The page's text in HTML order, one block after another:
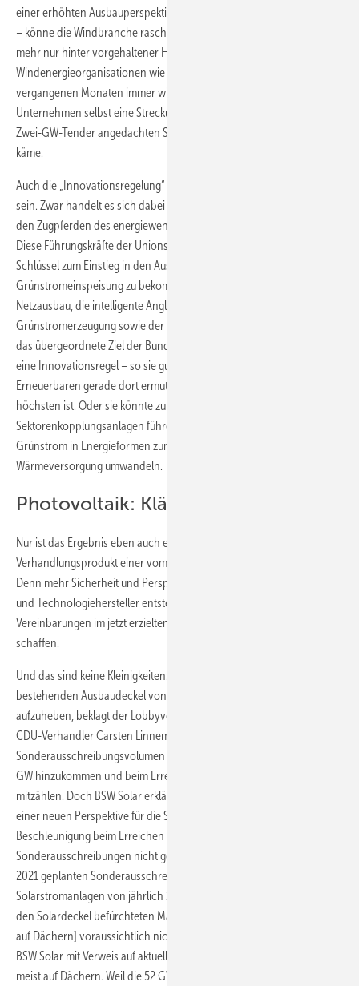
einer erhöhten Ausbauperspektive durch die Sonderausschreibungen
– könne die Windbranche rasch wieder zulegen. Doch nicht einmal
mehr nur hinter vorgehaltener Hand hatten
Windenergieorganisationen wie VDMA Power Systems in den
vergangenen Monaten immer wieder angedeutet, dass ihren
Unternehmen selbst eine Streckung der ursprünglich sogar als zwei
Zwei-GW-Tender angedachten Sonderausschreibungen ganz gelegen
käme.
Auch die „Innovationsregelung“ kann der Branche sogar von Nutzen
sein. Zwar handelt es sich dabei einerseits um genau das Zuckerl, das
den Zugpferden des energiewendefeindlichen Teils der CDU/CSU gilt.
Diese Führungskräfte der Unionsparteien dürften darauf hoffen, den
Schlüssel zum Einstieg in den Ausstieg einer Besserstellung der
Grünstromeinspeisung zu bekommen. Doch andererseits sind
Netzausbau, die intelligente Angleichung von Verbrauch und
Grünstromerzeugung sowie der Ausbau von Speichern ja tatsächlich
das übergeordnete Ziel der Bundesregierung. Erfolgen diese, kann
eine Innovationsregel – so sie gut ausgestaltet ist – den Ausbau der
Erneuerbaren gerade dort ermutigen, wo der Stromverbrauch am
höchsten ist. Oder sie könnte zum Ausbau von Speichern und
Sektorenkopplungsanlagen führen – Anlagen, die überschüssigen
Grünstrom in Energieformen zum Antrieb von Fahrzeugen oder zur
Wärmeversorgung umwandeln.
Photovoltaik: Klärung vertagt
Nur ist das Ergebnis eben auch ein unzureichendes
Verhandlungsprodukt einer vom Aussterben bedrohten Partei SPD:
Denn mehr Sicherheit und Perspektive für Investoren, Projektierer
und Technologiehersteller entstehen nicht, weil Extra-
Vereinbarungen im jetzt erzielten Kompromiss neue Unsicherheit
schaffen.
Und das sind keine Kleinigkeiten: Bei PV sei versäumt worden, den
bestehenden Ausbaudeckel von 52 GW installierter Leistung
aufzuheben, beklagt der Lobbyverband BSW Solar. Zwar betont der
CDU-Verhandler Carsten Linnemann, dass die
Sonderausschreibungsvolumen von vier GW auf den Deckel von 52
GW hinzukommen und beim Erreichen des Ausbaulimits nicht
mitzählen. Doch BSW Solar erklärt nachvollziehbar, dass den Zielen
einer neuen Perspektive für die Solarbranche sowie der
Beschleunigung beim Erreichen der Klimaschutzziele durch die
Sonderausschreibungen nicht gedient sei. „Die für die Jahre 2019 bis
2021 geplanten Sonderausschreibungen großer ebenerdiger
Solarstromanlagen von jährlich 1 bis 1,6 Gigawatt werden den durch
den Solardeckel befürchteten Markteinbruch [kleinerer Anlagen meist
auf Dächern] voraussichtlich nicht kompensieren können“, erklärte
BSW Solar mit Verweis auf aktuell zwei GW jährlicher Installationen
meist auf Dächern. Weil die 52 GW spätestens 2020 erreicht sein